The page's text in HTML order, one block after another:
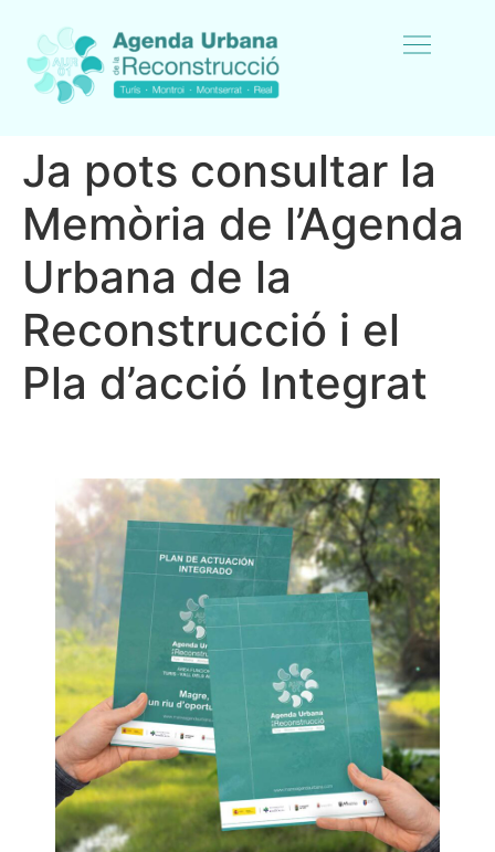
Ja pots consultar la
Memòria de l’Agenda
Urbana de la
Reconstrucció i el
Pla d’acció Integrat